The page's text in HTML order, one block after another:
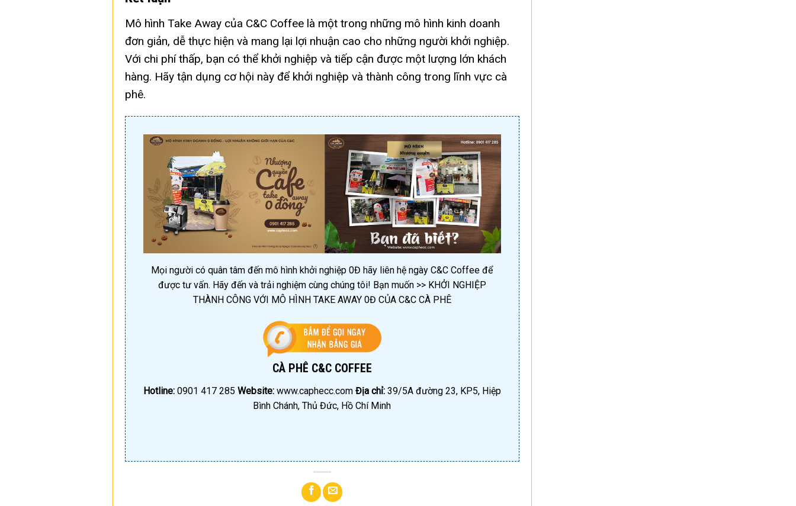
Mô hình Take Away của C&C Coffee là một trong những mô hình kinh doanh
đơn giản, dễ thực hiện và mang lại lợi nhuận cao cho những người khởi nghiệp.
Với chi phí thấp, bạn có thể khởi nghiệp và tiếp cận được một lượng lớn khách
hàng. Hãy tận dụng cơ hội này để khởi nghiệp và thành công trong lĩnh vực cà
phê.
Mọi người có quân tâm đến mô hình khởi nghiệp 0Đ hãy liên hệ ngày C&C Coffee để
được tư vấn. Hãy đến và trải nghiệm cùng chúng tôi! Bạn muốn >> KHỞI NGHIỆP
THÀNH CÔNG VỚI MÔ HÌNH TAKE AWAY 0Đ CỦA C&C CÀ PHÊ
CÀ PHÊ C&C COFFEE
Hotline:0901 417 285 Website:www.caphecc.com Địa chỉ:39/5A đường 23, KP5, Hiệp
Bình Chánh, Thủ Đức, Hồ Chí Minh